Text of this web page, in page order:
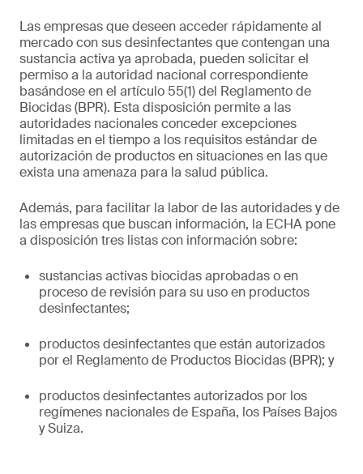
Las empresas que deseen acceder rápidamente al
mercado con sus desinfectantes que contengan una
sustancia activa ya aprobada, pueden solicitar el
permiso a la autoridad nacional correspondiente
basándose en el artículo 55(1) del Reglamento de
Biocidas (BPR). Esta disposición permite a las
autoridades nacionales conceder excepciones
limitadas en el tiempo a los requisitos estándar de
autorización de productos en situaciones en las que
exista una amenaza para la salud pública.
Además, para facilitar la labor de las autoridades y de
las empresas que buscan información, la ECHA pone
a disposición tres listas con información sobre:
sustancias activas biocidas aprobadas o en
proceso de revisión para su uso en productos
desinfectantes;
productos desinfectantes que están autorizados
por el Reglamento de Productos Biocidas (BPR); y
productos desinfectantes autorizados por los
regímenes nacionales de España, los Países Bajos
y Suiza.